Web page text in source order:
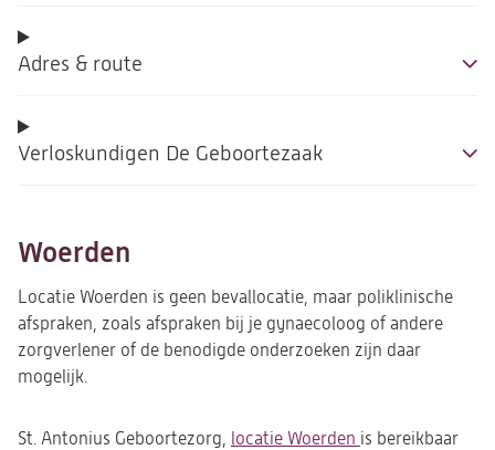
Adres & route
Verloskundigen De Geboortezaak
Woerden
Locatie Woerden is geen bevallocatie, maar poliklinische
afspraken, zoals afspraken bij je gynaecoloog of andere
zorgverlener of de benodigde onderzoeken zijn daar
mogelijk.
St. Antonius Geboortezorg, locatie Woerden is bereikbaar